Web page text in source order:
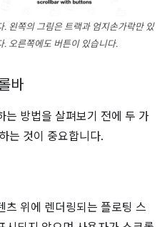
왼쪽의 그림은 트랙과 엄지손가락만 있
오른쪽에도 버튼이 있습니다.
바
는 방법을 살펴보기 전에 두 가
는 것이 중요합니다.
츠 위에 렌더링되는 플로팅 스